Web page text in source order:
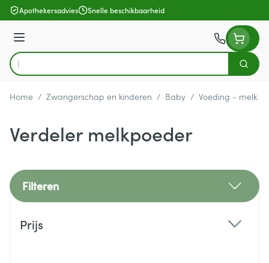
Ga naar de inhoud
Apothekersadvies Snelle beschikbaarheid
Menu
Product, merk, categorie...
Zoek
Home / Zwangerschap en kinderen / Baby / Voeding - melk
Verdeler melkpoeder
Filteren
Prijs